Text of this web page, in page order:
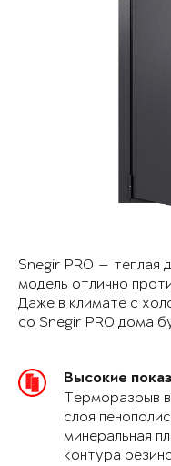
Snegir PRO — теплая
модель отлично
Даже в климате с
со Snegir PRO дома
Высокие
Терморазрыв
слоя
минеральная
контура